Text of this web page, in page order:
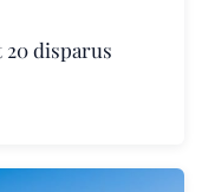
20 disparus